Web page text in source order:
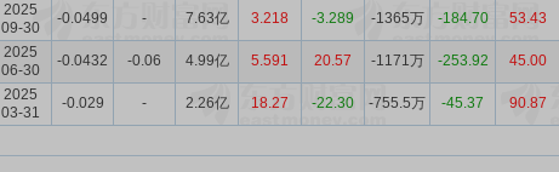
2025
09-30
-0.0499 - 7.63亿 3.218 -3.289 -1365万 -184.70 53.43
2025
06-30
-0.0432 -0.06 4.99亿 5.591 20.57 -1171万 -253.92 45.00
2025
03-31
-0.029 - 2.26亿 18.27 -22.30 -755.5万 -45.37 90.87